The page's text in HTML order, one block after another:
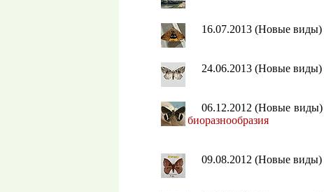
16.07.2013 (Новые виды)
24.06.2013 (Новые виды)
06.12.2012 (Новые виды)
биоразнообразия
09.08.2012 (Новые виды)